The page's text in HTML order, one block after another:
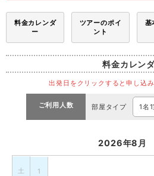
料金カレンダ
ー
ツアーのポイ
ント
基
料金カレン
出発日をクリックすると申し込
ご利用人数 部屋タイプ
2026年8月
土 1